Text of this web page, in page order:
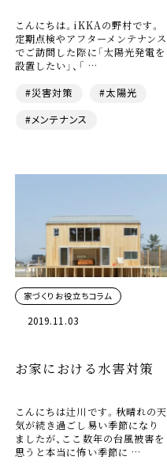
こんにちは。iKKAの野村です。
定期点検やアフターメンテナンス
でご訪問した際に「太陽光発電を
設置したい」、「 …
#災害対策
#太陽光
#メンテナンス
家づくりお役立ちコラム
2019.11.03
お家における水害対策
こんにちは辻川です。秋晴れの天
気が続き過ごし易い季節になり
ましたが、ここ数年の台風被害を
思うと本当に怖い季節に …